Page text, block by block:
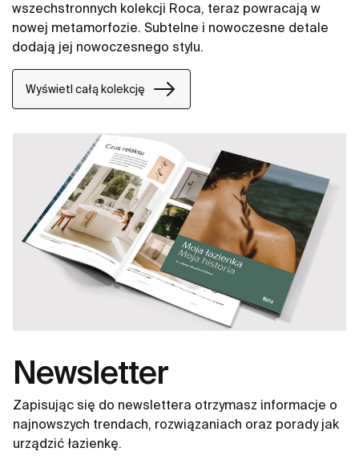
wszechstronnych kolekcji Roca, teraz powracają w
nowej metamorfozie. Subtelne i nowoczesne detale
dodają jej nowoczesnego stylu.
Wyświetl całą kolekcję
Newsletter
Zapisując się do newslettera otrzymasz informacje o
najnowszych trendach, rozwiązaniach oraz porady jak
urządzić łazienkę.